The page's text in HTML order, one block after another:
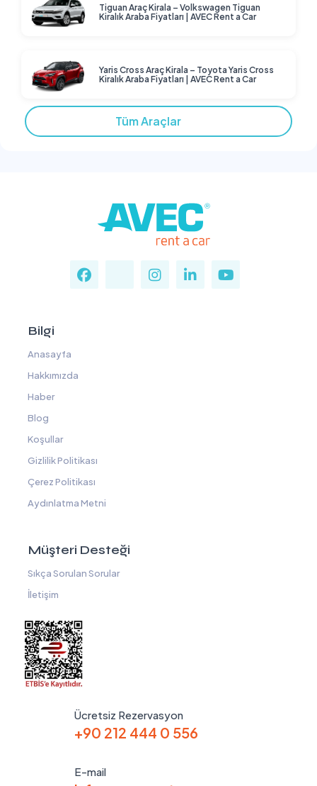
Tiguan Araç Kirala – Volkswagen Tiguan
Kiralık Araba Fiyatları | AVEC Rent a Car
Yaris Cross Araç Kirala – Toyota Yaris Cross
Kiralık Araba Fiyatları | AVEC Rent a Car
Tüm Araçlar
Bilgi
Anasayfa
Hakkımızda
Haber
Blog
Koşullar
Gizlilik Politikası
Çerez Politikası
Aydınlatma Metni
Müşteri Desteği
Sıkça Sorulan Sorular
İletişim
Ücretsiz Rezervasyon
+90 212 444 0 556
E-mail